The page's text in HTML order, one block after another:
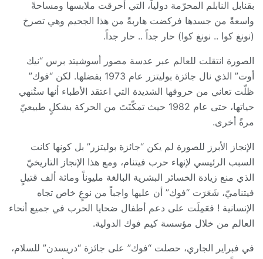
بقنابل النابلم المحرّمة دولياً، التي أحرقت ملابسها ومساحةً
واسعةً من جسدها فركضت هاربةً من هذا الجحيم وهي تصرخ
(نونغ كوا .. نونغ كوا) حار جداً .. حار جداً.
الصورة انتقلت للعالم عبر عدسة مصور أسوشيتد برس “نيك
أوت” الذي نال جائزة بوليتزر عام 1973 بفضلها. لكن “فوك”
ظلّت تعاني من حروقها الشديدة التي اعتقد الأطباء أنها ستُنهي
حياتها، حتى عام 1982 حيث تمكّنَتَ من الحركة بشكلٍ طبيعيّ
مرةً أخرى.
الإنجاز الأبرز للصورة لم يكن “جائزة بوليتزر” بل كونها كانت
السبب الرئيسي لإنهاء حرب فيتنام، ومع هذا الإنجاز التاريخيّ
الذي منع زيادة الخسائر البشرية البالغة مليوناً ومائة ألف قتيلٍ
فيتناميّ، شَعَرَت “فوك” أن عليها واجباً من نوعٍ خاص تجاه
الإنسانية ! فعَمِلَت على دعم أطفال ضحايا الحرب في جميع أنحاء
العالم من خلال مؤسسة كيم فوك الدولية.
في فبراير الجاري، حصلت “فوك” على جائزة “دريسدن” للسلام،